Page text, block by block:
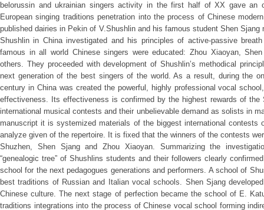
belorussin and ukrainian singers activity in the first half of XX gave an
European singing traditions penetration into the process of Chinese
published dairies in Pekin of V.Shushlin and his famous student Shen
Shushlin in China investigated and his principles of active-passive
famous in all world Chinese singers were educated: Zhou Xiaoyan,
others. They proceeded with development of Shushlin’s methodical
next generation of the best singers of the world. As a result, during the
century in China was created the powerful, highly professional vocal
effectiveness. Its effectiveness is confirmed by the highest rewards of the
international musical contests and their unbelievable demand as solists in
manuscript it is systemized materials of the biggest international
analyze given of the repertoire. It is fixed that the winners of the contests
Shuzhen, Shen Sjang and Zhou Xiaoyan. Summarizing the
“genealogic tree” of Shushlins students and their followers clearly
school for the next pedagogues generations and performers. A school of
best traditions of Russian and Italian vocal schools. Shen Sjang
Chinese culture. The next stage of perfection became the school of E.
traditions integrations into the process of Chinese vocal school forming